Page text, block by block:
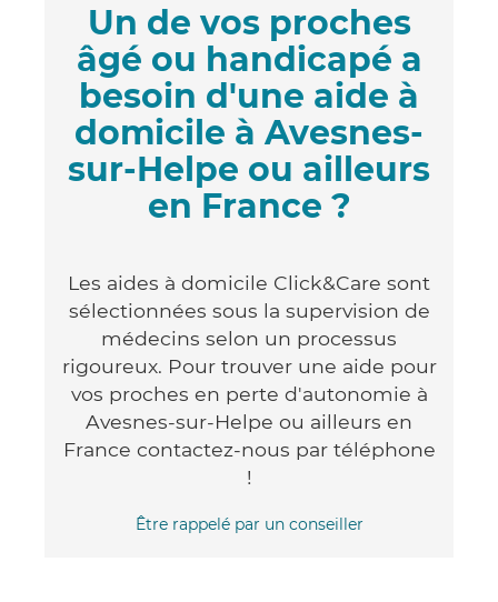
Un de vos proches
âgé ou handicapé a
besoin d'une aide à
domicile à Avesnes-
sur-Helpe ou ailleurs
en France ?
Les aides à domicile Click&Care sont
sélectionnées sous la supervision de
médecins selon un processus
rigoureux. Pour trouver une aide pour
vos proches en perte d'autonomie à
Avesnes-sur-Helpe ou ailleurs en
France contactez-nous par téléphone
!
Être rappelé par un conseiller